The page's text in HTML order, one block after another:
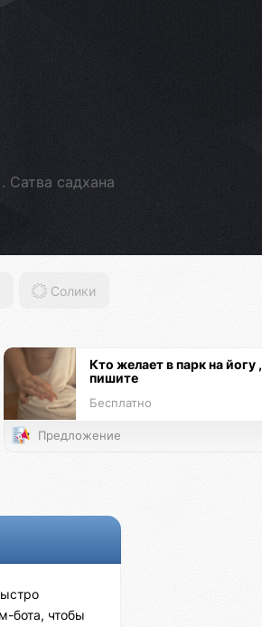
Сатва садхана
Солики
Кто желает в парк на йогу ,
пишите
Бесплатно
Предложение
бота, чтобы